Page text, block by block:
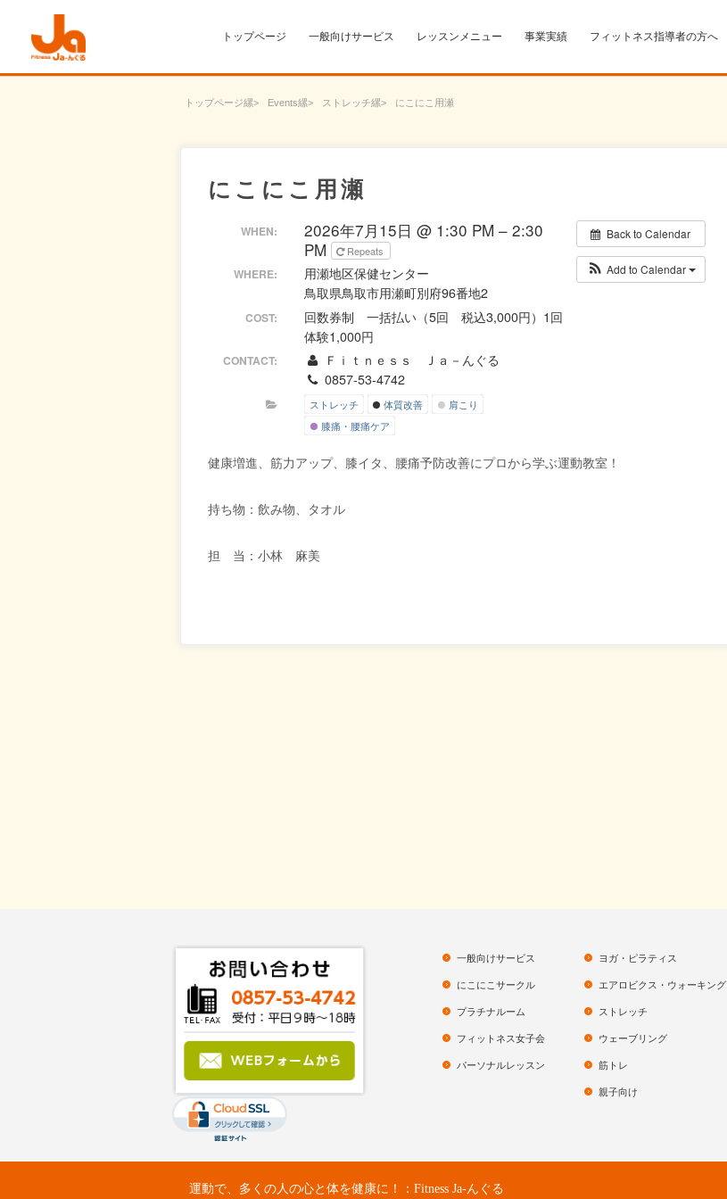
トップページ 一般向けサービス レッスンメニュー 事業実績 フィットネス指導者の方へ
トップページ Events ストレッチ にこにこ用瀬
にこにこ用瀬
Back to Calendar
Add to Calendar
WHEN:
2026年7月15日 @ 1:30 PM – 2:30
PM
Repeats
WHERE:
用瀬地区保健センター
鳥取県鳥取市用瀬町別府96番地2
COST:
回数券制 一括払い（5回 税込3,000円）1回
体験1,000円
CONTACT:
Ｆｉｔｎｅｓｓ Ｊａ－んぐる
0857-53-4742
ストレッチ 体質改善
肩こり
膝痛・腰痛ケア
健康増進、筋力アップ、膝イタ、腰痛予防改善にプロから学ぶ運動教室！
持ち物：飲み物、タオル
担 当：小林 麻美
一般向けサービス
にこにこサークル
プラチナルーム
フィットネス女子会
パーソナルレッスン
ヨガ・ピラティス
エアロビクス・ウォーキング
ストレッチ
ウェーブリング
筋トレ
親子向け
運動で、多くの人の心と体を健康に！：Fitness Ja-んぐる